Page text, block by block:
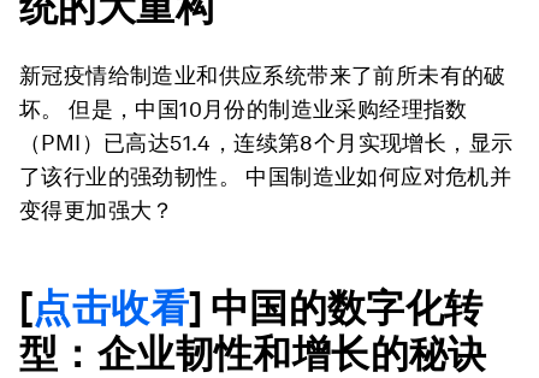
新冠疫情给制造业和供应系统带来了前所未有的破
坏。 但是，中国10月份的制造业采购经理指数
（PMI）已高达51.4，连续第8个月实现增长，显示
了该行业的强劲韧性。 中国制造业如何应对危机并
变得更加强大？
[点击收看] 中国的数字化转
型：企业韧性和增长的秘诀